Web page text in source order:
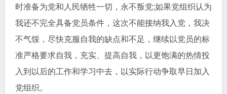
时准备为党和人民牺牲一切，永不叛党;如果党组织认为
我还不完全具备党员条件，这次不能接纳我入党，我决
不气馁，尽快克服自我的缺点和不足，继续以党员的标
准严格要求自我，充实、提高自我，以更饱满的热情投
入到以后的工作和学习中去，以实际行动争取早日加入
党组织。